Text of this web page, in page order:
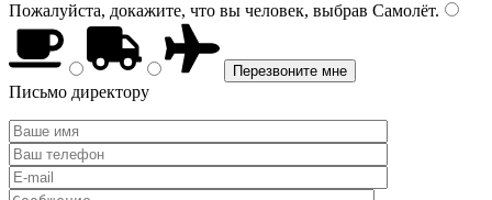
Пожалуйста, докажите, что вы человек, выбрав Самолёт.
Письмо директору